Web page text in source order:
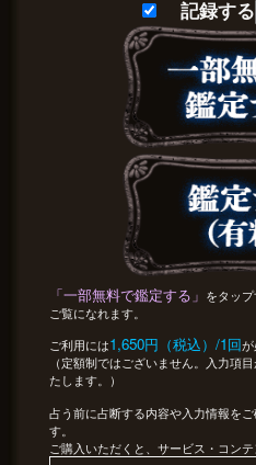
記録する
「一部無料で鑑定する」 をタッ
ご覧になれます。
ご利用には1,650円（税込）/1回が
（定額制ではございません。入力項
たします。）
占う前に占断する内容や入力情報を
す。
ご購入いただくと、サービス・コン